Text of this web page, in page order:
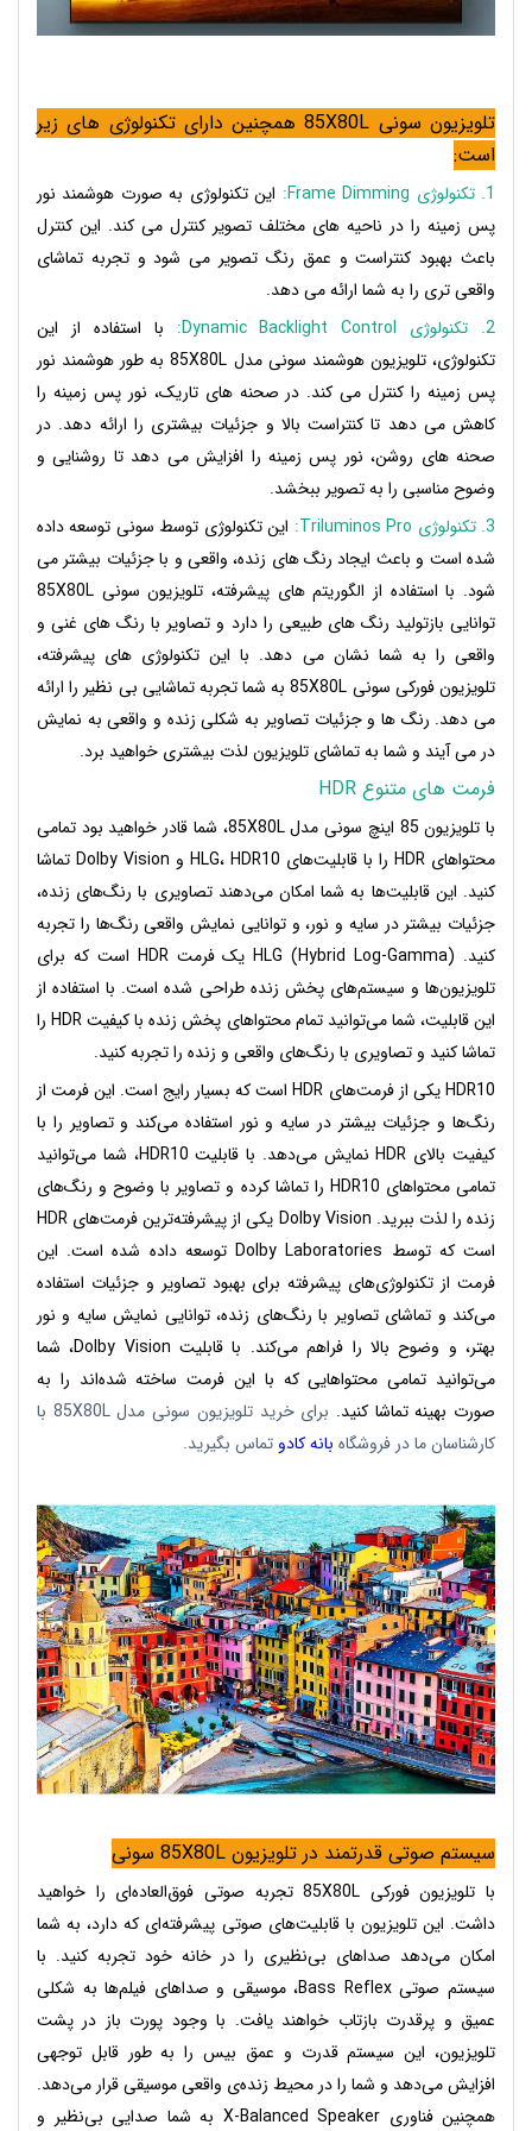
تلویزیون سونی 85X80L همچنین دارای تکنولوژی های زیر
است:
1. تکنولوژی Frame Dimming:
این تکنولوژی به صورت هوشمند نور
پس زمینه را در ناحیه های مختلف تصویر کنترل می کند. این کنترل
باعث بهبود کنتراست و عمق رنگ تصویر می شود و تجربه تماشای
واقعی تری را به شما ارائه می دهد.
2. تکنولوژی Dynamic Backlight Control:
با استفاده از این
تکنولوژی، تلویزیون هوشمند سونی مدل 85X80L به طور هوشمند نور
پس زمینه را کنترل می کند. در صحنه های تاریک، نور پس زمینه را
کاهش می دهد تا کنتراست بالا و جزئیات بیشتری را ارائه دهد. در
صحنه های روشن، نور پس زمینه را افزایش می دهد تا روشنایی و
وضوح مناسبی را به تصویر ببخشد.
3. تکنولوژی Triluminos Pro:
این تکنولوژی توسط سونی توسعه داده
شده است و باعث ایجاد رنگ های زنده، واقعی و با جزئیات بیشتر می
شود. با استفاده از الگوریتم های پیشرفته، تلویزیون سونی 85X80L
توانایی بازتولید رنگ های طبیعی را دارد و تصاویر با رنگ های غنی و
واقعی را به شما نشان می دهد. با این تکنولوژی های پیشرفته،
تلویزیون فورکی سونی 85X80L به شما تجربه تماشایی بی نظیر را ارائه
می دهد. رنگ ها و جزئیات تصاویر به شکلی زنده و واقعی به نمایش
در می آیند و شما به تماشای تلویزیون لذت بیشتری خواهید برد.
فرمت های متنوع HDR
با تلویزیون 85 اینچ سونی مدل 85X80L، شما قادر خواهید بود تمامی
محتواهای HDR را با قابلیت‌های HLG، HDR10 و Dolby Vision تماشا
کنید. این قابلیت‌ها به شما امکان می‌دهند تصاویری با رنگ‌های زنده،
جزئیات بیشتر در سایه و نور، و توانایی نمایش واقعی رنگ‌ها را تجربه
کنید.
HLG (Hybrid Log-Gamma) یک فرمت HDR است که برای
تلویزیون‌ها و سیستم‌های پخش زنده طراحی شده است. با استفاده از
این قابلیت، شما می‌توانید تمام محتواهای پخش زنده با کیفیت HDR را
تماشا کنید و تصاویری با رنگ‌های واقعی و زنده را تجربه کنید.
HDR10 یکی از فرمت‌های HDR است که بسیار رایج است. این فرمت از
رنگ‌ها و جزئیات بیشتر در سایه و نور استفاده می‌کند و تصاویر را با
کیفیت بالای HDR نمایش می‌دهد. با قابلیت HDR10، شما می‌توانید
تمامی محتواهای HDR10 را تماشا کرده و تصاویر با وضوح و رنگ‌های
زنده را لذت ببرید. Dolby Vision یکی از پیشرفته‌ترین فرمت‌های HDR
است که توسط Dolby Laboratories توسعه داده شده است. این
فرمت از تکنولوژی‌های پیشرفته برای بهبود تصاویر و جزئیات استفاده
می‌کند و تماشای تصاویر با رنگ‌های زنده، توانایی نمایش سایه و نور
بهتر، و وضوح بالا را فراهم می‌کند. با قابلیت Dolby Vision، شما
می‌توانید تمامی محتواهایی که با این فرمت ساخته شده‌اند را به
صورت بهینه تماشا کنید.
برای خرید تلویزیون سونی مدل 85X80L با
کارشناسان ما در فروشگاه بانه کادو تماس بگیرید.
سیستم صوتی قدرتمند در تلویزیون 85X80L سونی
با تلویزیون فورکی 85X80L تجربه صوتی فوق‌العاده‌ای را خواهید
داشت. این تلویزیون با قابلیت‌های صوتی پیشرفته‌ای که دارد، به شما
امکان می‌دهد صداهای بی‌نظیری را در خانه خود تجربه کنید. با
سیستم صوتی Bass Reflex، موسیقی و صداهای فیلم‌ها به شکلی
عمیق و پرقدرت بازتاب خواهند یافت. با وجود پورت باز در پشت
تلویزیون، این سیستم قدرت و عمق بیس را به طور قابل توجهی
افزایش می‌دهد و شما را در محیط زنده‌ی واقعی موسیقی قرار می‌دهد.
همچنین فناوری X-Balanced Speaker به شما صدایی بی‌نظیر و